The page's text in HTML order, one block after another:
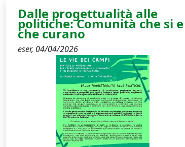
Dalle progettualità alle
politiche: Comunità che si e
che curano
eser, 04/04/2026